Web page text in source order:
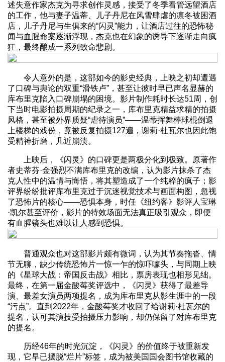
述失意作家杰克为寻求创作灵感，接受了冬季看管远望酒店
的工作，他与妻子温蒂、儿子丹尼在风雪肆虐的凛冬被困酒
店，儿子丹尼与生俱来的“闪灵”能力，让酒店过往的恐怖秘
闻与血腥命案逐渐浮现，杰克也在幻象的诱导下逐渐走向疯
狂，最终酿成一系列致命悲剧。
令人意外的是，这部如今的影史经典，上映之初却遭遇
了口碑与舆论的双重“滑铁卢”，甚至让彼时早已声名显赫的
库布里克陷入口碑崩塌的困境。影片制作耗时长达51周，创
下当时电影拍摄周期的纪录之一，库布里克精益求精的拍摄
风格，甚至被外界质疑“虐待演员”——温蒂挥舞棒球棍倒退
上楼梯的戏份，竟被反复拍摄127遍，谢莉·杜瓦尔也因此饱
受精神折磨，几近崩溃。
上映后，《闪灵》的口碑更是两极分化到极致。原著作
者史蒂芬·金强烈不满库布里克的改编，认为影片抹杀了杰
克人性中的温情与悔悟，将其塑造成了一个纯粹的疯子；影
评界纷纷批评库布里克过于沉迷视觉技术与画面构图，忽视
了恐怖片的核心——恐惧本身，时任《纽约客》影评人宝琳
·凯尔甚至评价，影片的特效场面无法真正吸引观众，即便
有血腥镜头也难以让人感到恐惧。
普通观众也对这部影片颇有微词，认为其节奏拖沓、情
节无聊，缺少传统恐怖片一惊一乍的惊吓噱头，与同期上映
的《星球大战：帝国反击战》相比，票房表现也相形见绌。
最终，在第一届金酸莓奖评选中，《闪灵》获得了最差导
演、最差女演员两项提名，成为库布里克从影生涯中的一段
“污点”。直到2022年，金酸莓奖才收回了给谢莉·杜瓦尔的
提名，认可其演技受拍摄压力影响，却仍保留了对库布里克
的提名。
历经46年的时光沉淀，《闪灵》的价值终于被重新发
现，它早已摆脱“烂片”标签，成为被美国国会图书馆收藏的